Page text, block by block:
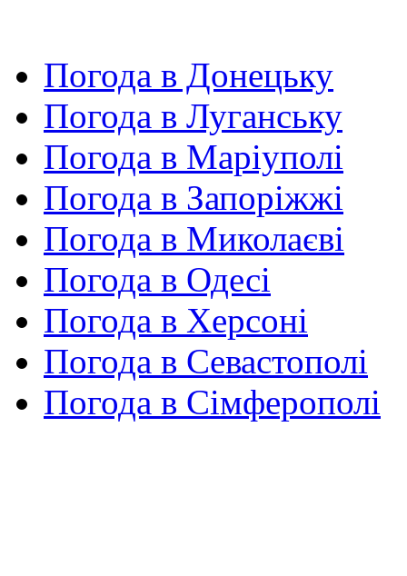
Погода в Донецьку
Погода в Луганську
Погода в Маріуполі
Погода в Запоріжжі
Погода в Миколаєві
Погода в Одесі
Погода в Херсоні
Погода в Севастополі
Погода в Сімферополі